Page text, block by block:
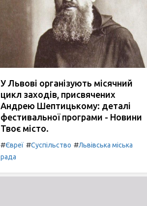
У Львові організують місячний
цикл заходів, присвячених
Андрею Шептицькому: деталі
фестивальної програми - Новини
Твоє місто.
#Євреї #Суспільство #Львівська міська
рада